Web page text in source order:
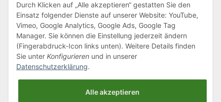
Klagenfurter Straße 29
9556 Liebenfels
Montag bis Donnerstag: 8:00 bis 16:30 Uhr
Freitag: 8:00 bis 12:00 Uhr
Tel.:0043 (0) 4262 50900
office@cncshop.at
Durch Klicken auf „Alle akzeptieren“ gestatten Sie den
Einsatz folgender Dienste auf unserer Website: YouTube,
Vimeo, Google Analytics, Google Ads, Google Tag
Manager. Sie können die Einstellung jederzeit ändern
(Fingerabdruck-Icon links unten). Weitere Details finden
Sie unter Konfigurieren und in unserer
Datenschutzerklärung.
Alle akzeptieren